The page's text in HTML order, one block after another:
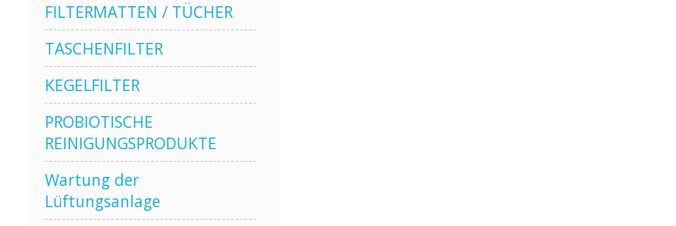
FILTERMATTEN / TÜCHER
TASCHENFILTER
KEGELFILTER
PROBIOTISCHE
REINIGUNGSPRODUKTE
Wartung der
Lüftungsanlage